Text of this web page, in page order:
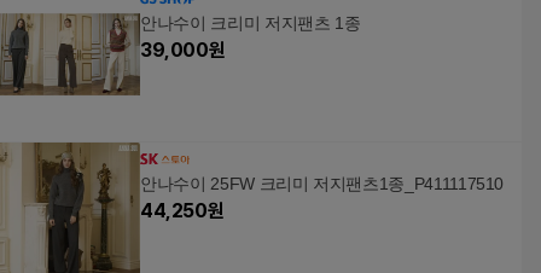
안나수이 크리미 저지팬츠 1종
39,000원
안나수이 25FW 크리미 저지팬츠1종_P411117510
44,250원